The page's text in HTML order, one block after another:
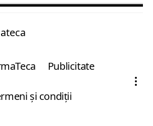
Publicitate
şi condiţii